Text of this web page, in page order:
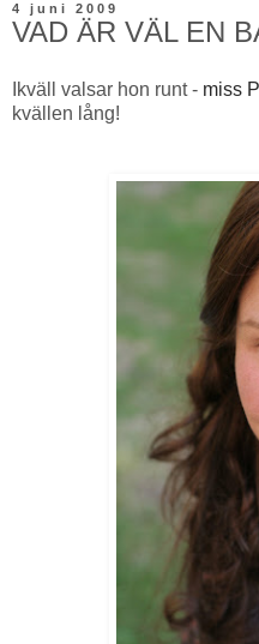
4 juni 2009
VAD ÄR VÄL EN
Ikväll valsar hon runt - miss
kvällen lång!